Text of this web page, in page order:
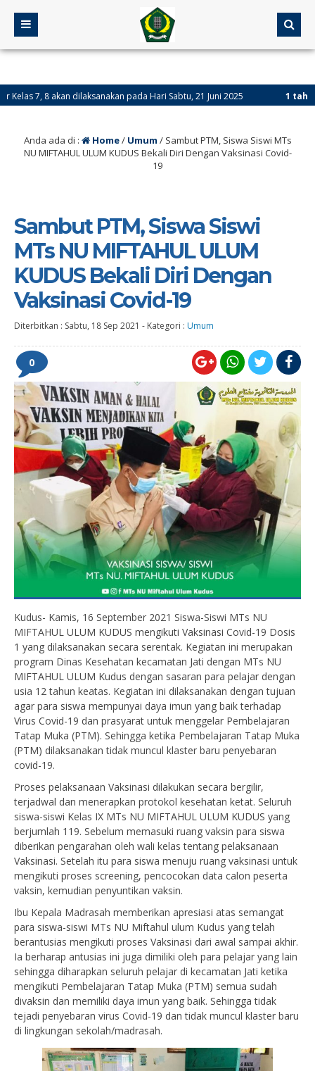
akan dilaksanakan pada Hari Sabtu, 21 Juni 2025 1 tahun yang
Anda ada di : Home/ Umum / Sambut PTM, Siswa Siswi MTs
NU MIFTAHUL ULUM KUDUS Bekali Diri Dengan Vaksinasi Covid-
19
Sambut PTM, Siswa Siswi
MTs NU MIFTAHUL ULUM
KUDUS Bekali Diri Dengan
Vaksinasi Covid-19
Diterbitkan : Sabtu, 18 Sep 2021 - Kategori : Umum
0
Kudus- Kamis, 16 September 2021 Siswa-Siswi MTs NU
MIFTAHUL ULUM KUDUS mengikuti Vaksinasi Covid-19 Dosis
1 yang dilaksanakan secara serentak. Kegiatan ini merupakan
program Dinas Kesehatan kecamatan Jati dengan MTs NU
MIFTAHUL ULUM Kudus dengan sasaran para pelajar dengan
usia 12 tahun keatas. Kegiatan ini dilaksanakan dengan tujuan
agar para siswa mempunyai daya imun yang baik terhadap
Virus Covid-19 dan prasyarat untuk menggelar Pembelajaran
Tatap Muka (PTM). Sehingga ketika Pembelajaran Tatap Muka
(PTM) dilaksanakan tidak muncul klaster baru penyebaran
covid-19.
Proses pelaksanaan Vaksinasi dilakukan secara bergilir,
terjadwal dan menerapkan protokol kesehatan ketat. Seluruh
siswa-siswi Kelas IX MTs NU MIFTAHUL ULUM KUDUS yang
berjumlah 119. Sebelum memasuki ruang vaksin para siswa
diberikan pengarahan oleh wali kelas tentang pelaksanaan
Vaksinasi. Setelah itu para siswa menuju ruang vaksinasi untuk
mengikuti proses screening, pencocokan data calon peserta
vaksin, kemudian penyuntikan vaksin.
Ibu Kepala Madrasah memberikan apresiasi atas semangat
para siswa-siswi MTs NU Miftahul ulum Kudus yang telah
berantusias mengikuti proses Vaksinasi dari awal sampai akhir.
Ia berharap antusias ini juga dimiliki oleh para pelajar yang lain
sehingga diharapkan seluruh pelajar di kecamatan Jati ketika
mengikuti Pembelajaran Tatap Muka (PTM) semua sudah
divaksin dan memiliki daya imun yang baik. Sehingga tidak
tejadi penyebaran virus Covid-19 dan tidak muncul klaster baru
di lingkungan sekolah/madrasah.